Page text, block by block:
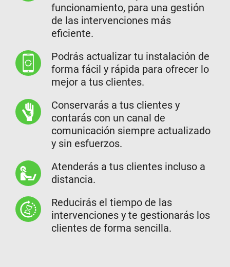
funcionamiento, para una gestión
de las intervenciones más
eficiente.
Podrás actualizar tu instalación de
forma fácil y rápida para ofrecer lo
mejor a tus clientes.
Conservarás a tus clientes y
contarás con un canal de
comunicación siempre actualizado
y sin esfuerzos.
Atenderás a tus clientes incluso a
distancia.
Reducirás el tiempo de las
intervenciones y te gestionarás los
clientes de forma sencilla.